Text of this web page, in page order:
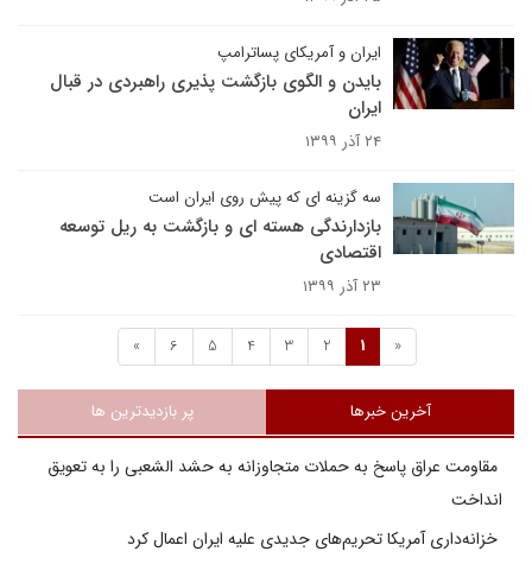
ایران و آمریکای پساترامپ
بایدن و الگوی بازگشت پذیری راهبردی در قبال
ایران
۲۴ آذر ۱۳۹۹
سه گزینه ای که پیش روی ایران است
بازدارندگی هسته ای و بازگشت به ریل توسعه
اقتصادی
۲۳ آذر ۱۳۹۹
«
1
2
3
4
5
6
»
آخرین خبرها پر بازدیدترین ها
مقاومت عراق پاسخ به حملات متجاوزانه به حشد الشعبی را به تعویق
انداخت
خزانه‌داری آمریکا تحریم‌های جدیدی علیه ایران اعمال کرد